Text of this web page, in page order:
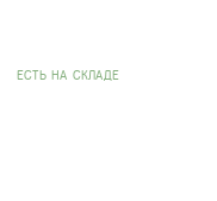
EСТЬ НА СКЛАДЕ